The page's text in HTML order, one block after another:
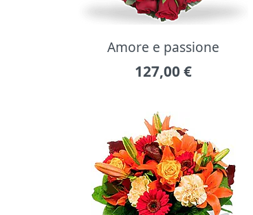
Amore e passione
127,00 €